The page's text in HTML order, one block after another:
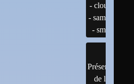
- cloud
- samba
- smb
Présentation
de linux